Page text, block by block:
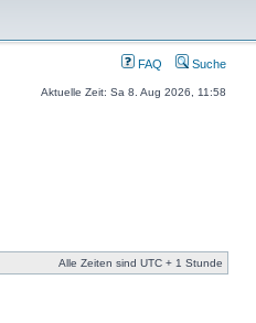
FAQ Suche
Aktuelle Zeit: Sa 8. Aug 2026, 11:58
Alle Zeiten sind UTC + 1 Stunde